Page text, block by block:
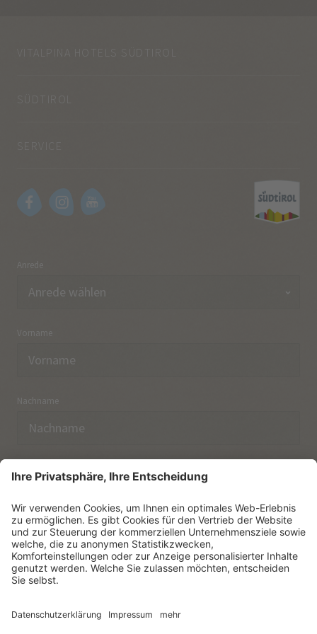
VITALPINA HOTELS SÜDTIROL
SÜDTIROL
Anrede
Vorname
Nachname
Ich habe dieDatenschutzerklärungzur Kenntnis
genommen.
NEWSLETTER ABONNIEREN